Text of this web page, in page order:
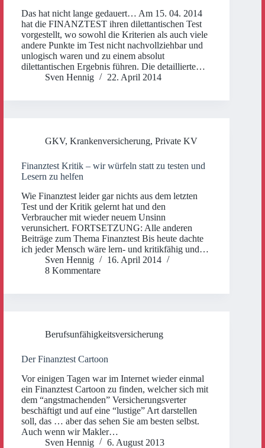
Das hat nicht lange gedauert… Am 15. 04. 2014
hat die FINANZTEST ihren dilettantischen Test
vorgestellt, wo sowohl die Kriterien als auch viele
andere Punkte im Test nicht nachvollziehbar und
unlogisch waren und zu einem absolut
dilettantischen Ergebnis führen. Die detaillierte…
Sven Hennig
22. April 2014
GKV, Krankenversicherung, Private KV
Finanztest Kritik – wir würfeln statt zu testen und
Lesern zu helfen
Wie Finanztest leider gar nichts aus dem letzten
Test und der Kritik gelernt hat und den
Verbraucher mit wieder neuem Unsinn
verunsichert. FORTSETZUNG: Alle anderen
Beiträge zum Thema Finanztest Bis heute dachte
ich jeder Mensch wäre lern- und kritikfähig und…
Sven Hennig
16. April 2014
8 Kommentare
Berufsunfähigkeitsversicherung
Der Finanztest Cartoon
Vor einigen Tagen war im Internet wieder einmal
ein Finanztest Cartoon zu finden, welcher sich mit
dem “angstmachenden” Versicherungsverter
beschäftigt und auf eine “lustige” Art darstellen
soll, das … aber das sehen Sie am besten selbst.
Auch wenn wir Makler…
Sven Hennig
6. August 2013